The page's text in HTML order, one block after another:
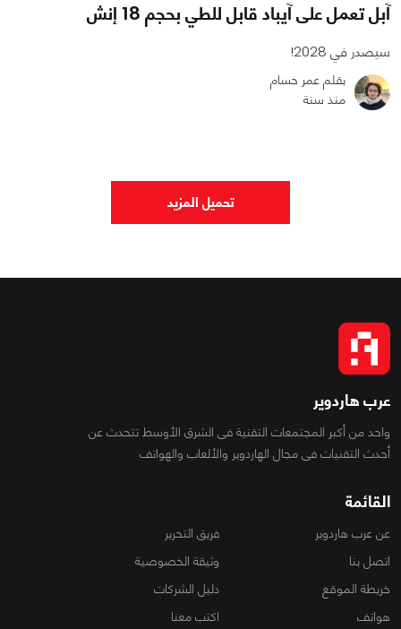
0
آبل تعمل على آيباد قابل للطي بحجم 18 إنش
سيصدر في 2028!
بقلم عمر حسام
منذ سنة
تحميل المزيد
عرب هاردوير
واحد من أكبر المجتمعات التقنية فى الشرق الأوسط تتحدث عن
أحدث التقنيات فى مجال الهاردوير والألعاب والهواتف
القائمة
عن عرب هاردوير
فريق التحرير
اتصل بنا
وثيقة الخصوصية
خريطة الموقع
دليل الشركات
هواتف
اكتب معنا